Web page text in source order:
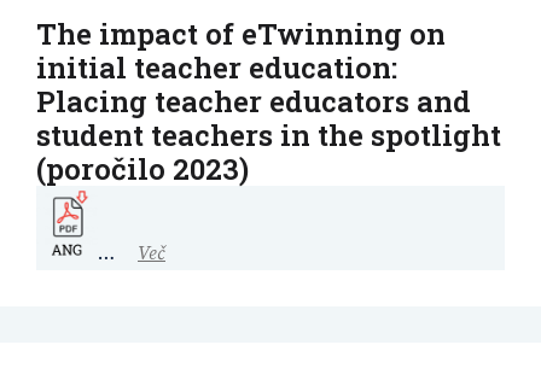
The impact of eTwinning on
initial teacher education:
Placing teacher educators and
student teachers in the spotlight
(poročilo 2023)
… Več